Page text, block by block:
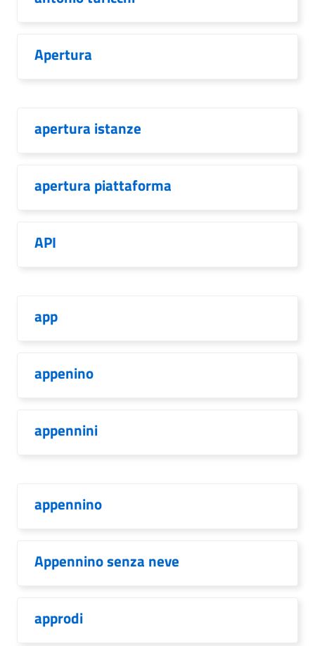
Apertura
apertura istanze
apertura piattaforma
API
app
appenino
appennini
appennino
Appennino senza neve
approdi